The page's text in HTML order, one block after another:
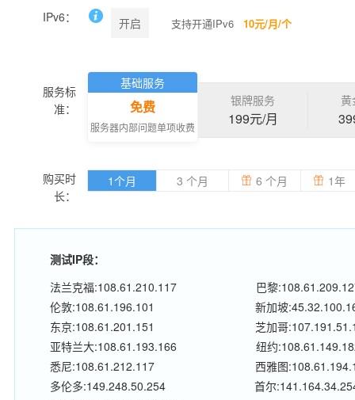
IPv6： 开启 支持开通IPv6 10元/月/个
服务标
准：
基础服务
免费
服务器内部问题单项收费
银牌服务
199元/月
购买时
长：
1个月 3 个月 6 个月 1年
测试IP段：
法兰克福:108.61.210.117
巴黎
伦敦:108.61.196.101
新加坡
东京:108.61.201.151
芝加哥
亚特兰大:108.61.193.166
纽约
悉尼:108.61.212.117
西雅图
多伦多:149.248.50.254
首尔